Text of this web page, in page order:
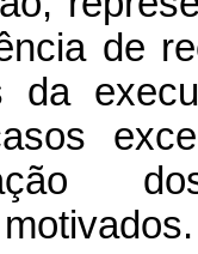
de
da